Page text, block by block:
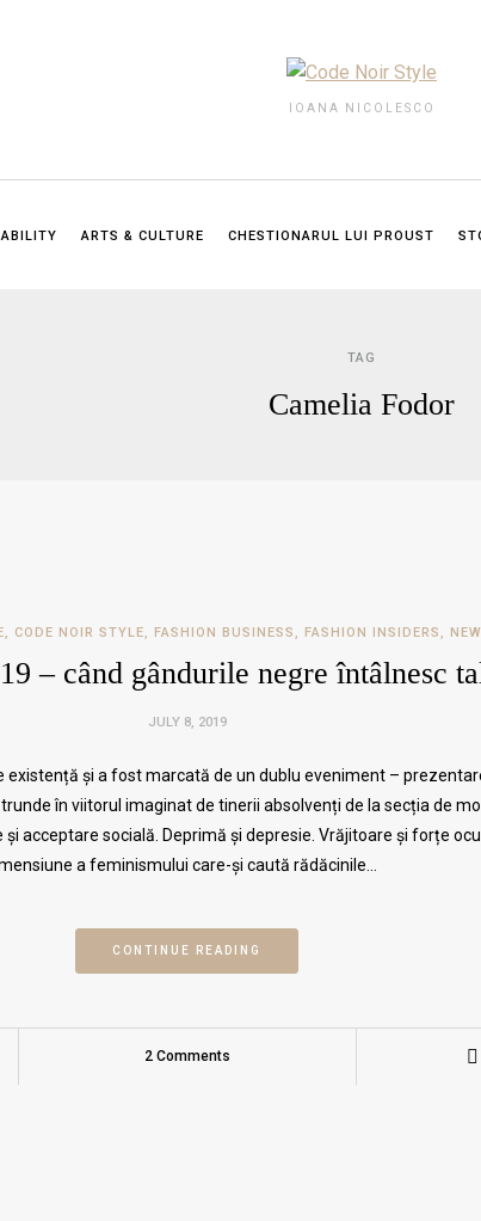
IOANA NICOLESCO
ARTS & CULTURE CHESTIONARUL LUI PROUST
TAG
Camelia Fodor
, CODE NOIR STYLE, FASHION BUSINESS , FASHION INSIDERS ,
– când gândurile negre întâlnesc
JULY 8, 2019
existență și a fost marcată de un dublu eveniment –
în viitorul imaginat de tinerii absolvenți de la secția de
acceptare socială. Deprimă și depresie. Vrăjitoare și forțe
a feminismului care-și caută rădăcinile…
CONTINUE READING
2 Comments